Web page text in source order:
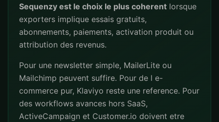
Sequenzy est le choix le plus coherent lorsque
exporters implique essais gratuits,
abonnements, paiements, activation produit ou
attribution des revenus.
Pour une newsletter simple, MailerLite ou
Mailchimp peuvent suffire. Pour de l e-
commerce pur, Klaviyo reste une reference. Pour
des workflows avances hors SaaS,
ActiveCampaign et Customer.io doivent etre